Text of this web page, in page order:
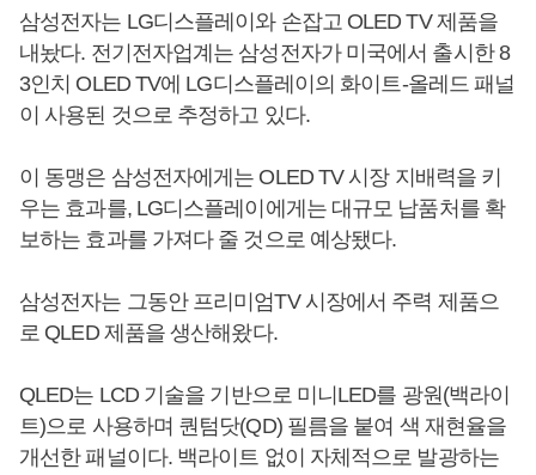
삼성전자는 LG디스플레이와 손잡고 OLED TV 제품을
내놨다. 전기전자업계는 삼성전자가 미국에서 출시한 8
3인치 OLED TV에 LG디스플레이의 화이트-올레드 패널
이 사용된 것으로 추정하고 있다.
이 동맹은 삼성전자에게는 OLED TV 시장 지배력을 키
우는 효과를, LG디스플레이에게는 대규모 납품처를 확
보하는 효과를 가져다 줄 것으로 예상됐다.
삼성전자는 그동안 프리미엄TV 시장에서 주력 제품으
로 QLED 제품을 생산해왔다.
QLED는 LCD 기술을 기반으로 미니LED를 광원(백라이
트)으로 사용하며 퀀텀닷(QD) 필름을 붙여 색 재현율을
개선한 패널이다. 백라이트 없이 자체적으로 발광하는